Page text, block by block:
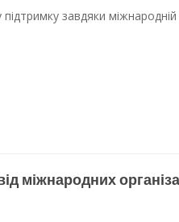
завдяки міжнародній
міжнародних